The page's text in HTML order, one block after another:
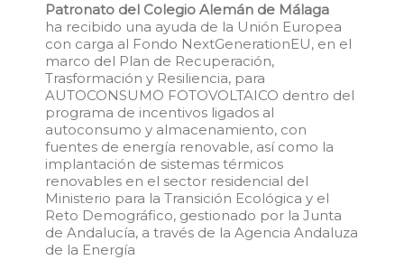
Patronato del Colegio Alemán de Málaga
ha recibido una ayuda de la Unión Europea
con carga al Fondo NextGenerationEU, en el
marco del Plan de Recuperación,
Trasformación y Resiliencia, para
AUTOCONSUMO FOTOVOLTAICO dentro del
programa de incentivos ligados al
autoconsumo y almacenamiento, con
fuentes de energía renovable, así como la
implantación de sistemas térmicos
renovables en el sector residencial del
Ministerio para la Transición Ecológica y el
Reto Demográfico, gestionado por la Junta
de Andalucía, a través de la Agencia Andaluza
de la Energía